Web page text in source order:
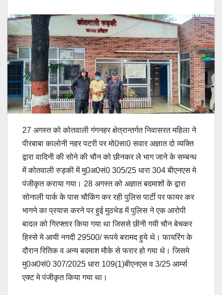
27 अगस्त को कोतवाली गंगनहर क्षेत्रान्तर्गत निवासरत महिला ने
पीरबाबा कालोनी नहर पटरी पर मो0सा0 सवार अज्ञात दो व्यक्ति
द्वारा वादिनी की सोने की चौन को छीनकर ले भाग जाने के सम्बन्ध
में कोतवाली रुड़की में मु0अ0सं0 305/25 धारा 304 बीएनएस मे
पंजीकृत कराया गया। 28 अगस्त को अज्ञात बदमाशों के द्वारा
सोनाली पार्क के पास चौकिंग कर रही पुलिस पार्टी पर फायर कर
भागने का प्रयास करने पर हुई मुठभेड में पुलिस ने एक आरोपी
बादल को गिरफ्तार किया गया था जिससे छीनी गयी चौन बेचकर
हिस्से मे आयी नगदी 29500/ रूपये बरामद हुये थे। फायरिंग के
दौरान रितिक व अन्य बदमाश मौके से फरार हो गया थे। जिसमे
मु0अ0सं0 307/2025 धारा 109(1)बीएनएस व 3/25 आर्म्स
एक्ट मे पंजीकृत किया गया था।